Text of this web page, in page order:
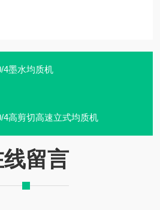
4墨水均质机
4高剪切高速立式均质机
留言